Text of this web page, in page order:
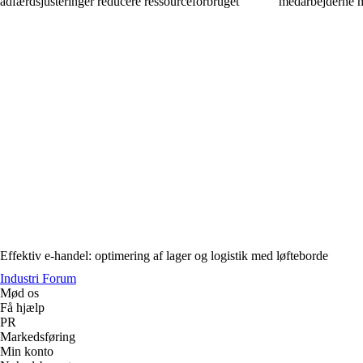
Effektiv e-handel: optimering af lager og logistik med løfteborde
Industri Forum
Mød os
Få hjælp
PR
Markedsføring
Min konto